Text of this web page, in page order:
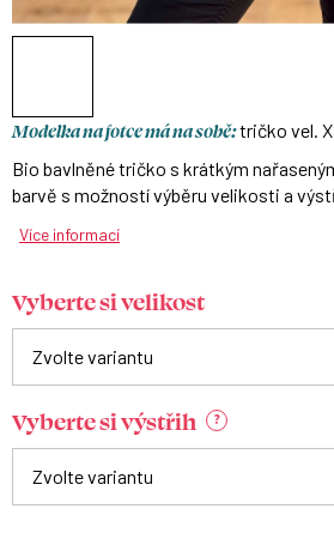
Modelka na fotce má na sobě:tričko vel.
Bio bavlněné tričko s krátkým
barvě s možností výběru velikosti a
Více informací
Vyberte si velikost
Vyberte si výstřih ?